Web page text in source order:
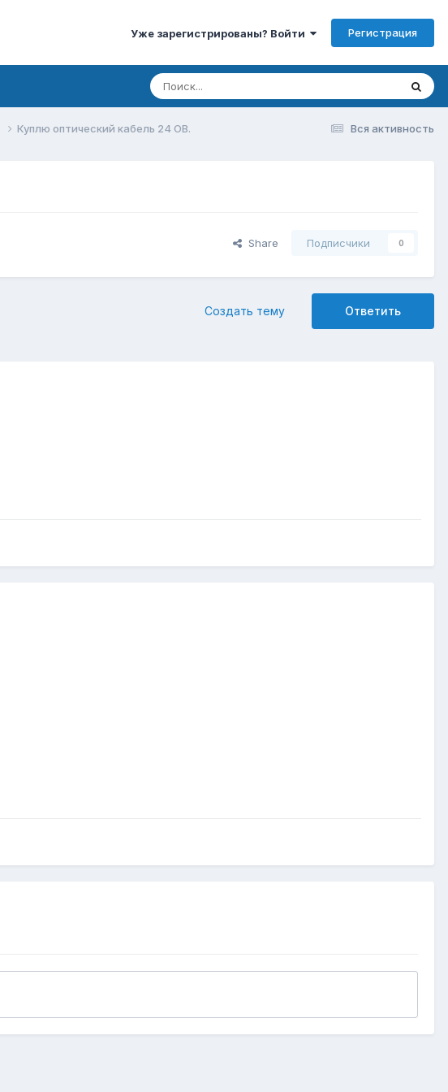
Уже зарегистрированы? Войти Регистрация
Вся активность
Куплю оптический кабель 24 ОВ.
Share Подписчики 0
Ответить
Создать тему